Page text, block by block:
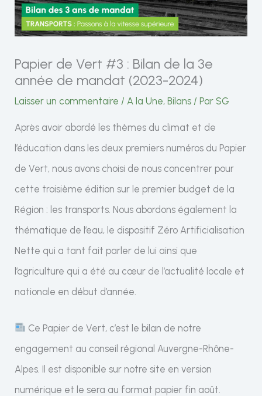
Papier de Vert #3 : Bilan de la 3e
année de mandat (2023-2024)
Laisser un commentaire /A la Une,Bilans / Par SG
Après avoir abordé les thèmes du climat et de
l’éducation dans les deux premiers numéros du Papier
de Vert, nous avons choisi de nous concentrer pour
cette troisième édition sur le premier budget de la
Région : les transports. Nous abordons également la
thématique de l’eau, le dispositif Zéro Artificialisation
Nette qui a tant fait parler de lui ainsi que
l’agriculture qui a été au cœur de l’actualité locale et
nationale en début d’année.
Ce Papier de Vert, c’est le bilan de notre
engagement au conseil régional Auvergne-Rhône-
Alpes. Il est disponible sur notre site en version
numérique et le sera au format papier fin août.